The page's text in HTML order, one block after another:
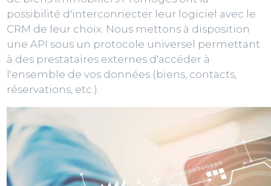
possibilité d'interconnecter leur logiciel avec le
CRM de leur choix. Nous mettons à disposition
une API sous un protocole universel permettant
à des prestataires externes d'accéder à
l'ensemble de vos données (biens, contacts,
réservations, etc.).